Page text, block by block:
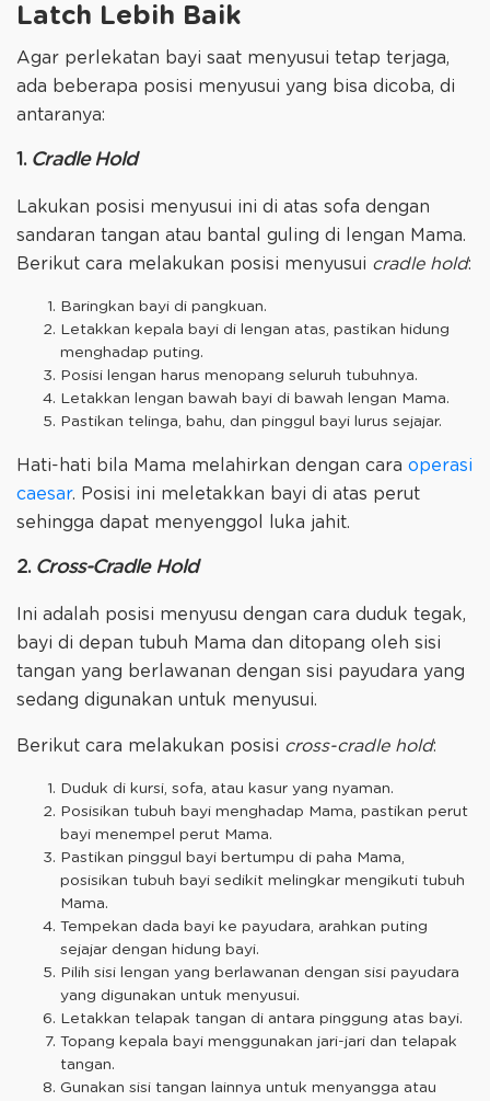
Latch Lebih Baik
Agar perlekatan bayi saat menyusui tetap terjaga,
ada beberapa posisi menyusui yang bisa dicoba, di
antaranya:
1. Cradle Hold
Lakukan posisi menyusui ini di atas sofa dengan
sandaran tangan atau bantal guling di lengan Mama.
Berikut cara melakukan posisi menyusui cradle hold:
Baringkan bayi di pangkuan.
Letakkan kepala bayi di lengan atas, pastikan hidung
menghadap puting.
Posisi lengan harus menopang seluruh tubuhnya.
Letakkan lengan bawah bayi di bawah lengan Mama.
Pastikan telinga, bahu, dan pinggul bayi lurus sejajar.
Hati-hati bila Mama melahirkan dengan cara operasi
caesar. Posisi ini meletakkan bayi di atas perut
sehingga dapat menyenggol luka jahit.
2. Cross-Cradle Hold
Ini adalah posisi menyusu dengan cara duduk tegak,
bayi di depan tubuh Mama dan ditopang oleh sisi
tangan yang berlawanan dengan sisi payudara yang
sedang digunakan untuk menyusui.
Berikut cara melakukan posisi cross-cradle hold:
Duduk di kursi, sofa, atau kasur yang nyaman.
Posisikan tubuh bayi menghadap Mama, pastikan perut
bayi menempel perut Mama.
Pastikan pinggul bayi bertumpu di paha Mama,
posisikan tubuh bayi sedikit melingkar mengikuti tubuh
Mama.
Tempekan dada bayi ke payudara, arahkan puting
sejajar dengan hidung bayi.
Pilih sisi lengan yang berlawanan dengan sisi payudara
yang digunakan untuk menyusui.
Letakkan telapak tangan di antara pinggung atas bayi.
Topang kepala bayi menggunakan jari-jari dan telapak
tangan.
Gunakan sisi tangan lainnya untuk menyangga atau